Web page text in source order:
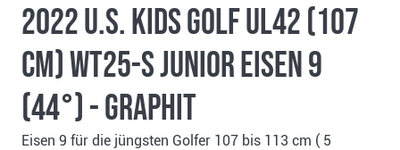
2022 U.S. Kids Golf UL42 (107
cm) WT25-s Junior Eisen 9
(44°) - Graphit
Eisen 9 für die jüngsten Golfer 107 bis 113 cm ( 5